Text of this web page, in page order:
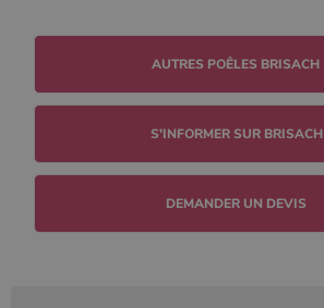
S'INFORMER SUR BRISACH
DEMANDER UN DEVIS